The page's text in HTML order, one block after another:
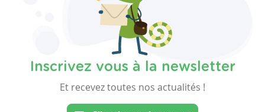
Inscrivez vous à la newsletter
Et recevez toutes nos actualités !